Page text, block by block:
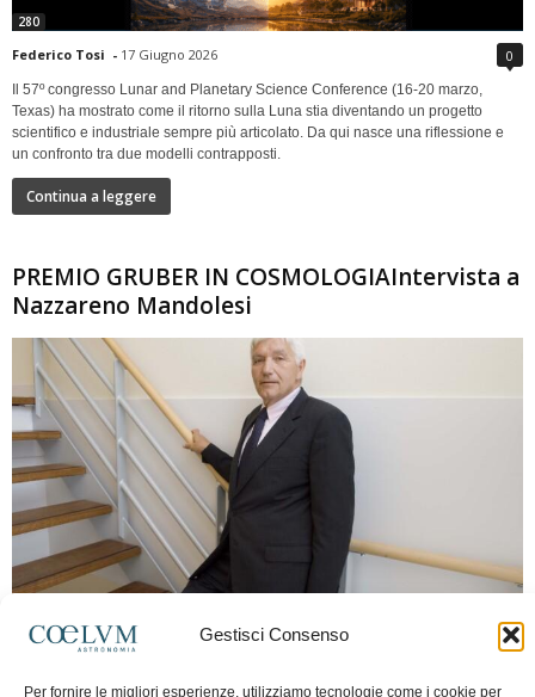
Gestisci Consenso
Per fornire le migliori esperienze, utilizziamo tecnologie come i cookie per
280
Federico Tosi - 17 Giugno 2026 0
Il 57º congresso Lunar and Planetary Science Conference (16-20 marzo,
Texas) ha mostrato come il ritorno sulla Luna stia diventando un progetto
scientifico e industriale sempre più articolato. Da qui nasce una riflessione e
un confronto tra due modelli contrapposti.
Continua a leggere
PREMIO GRUBER IN COSMOLOGIAIntervista a
Nazzareno Mandolesi
Frida Paolella - 16 Giugno 2026 0
spaziale europea e della missione Planck. Il dialogo ripercorre i principali